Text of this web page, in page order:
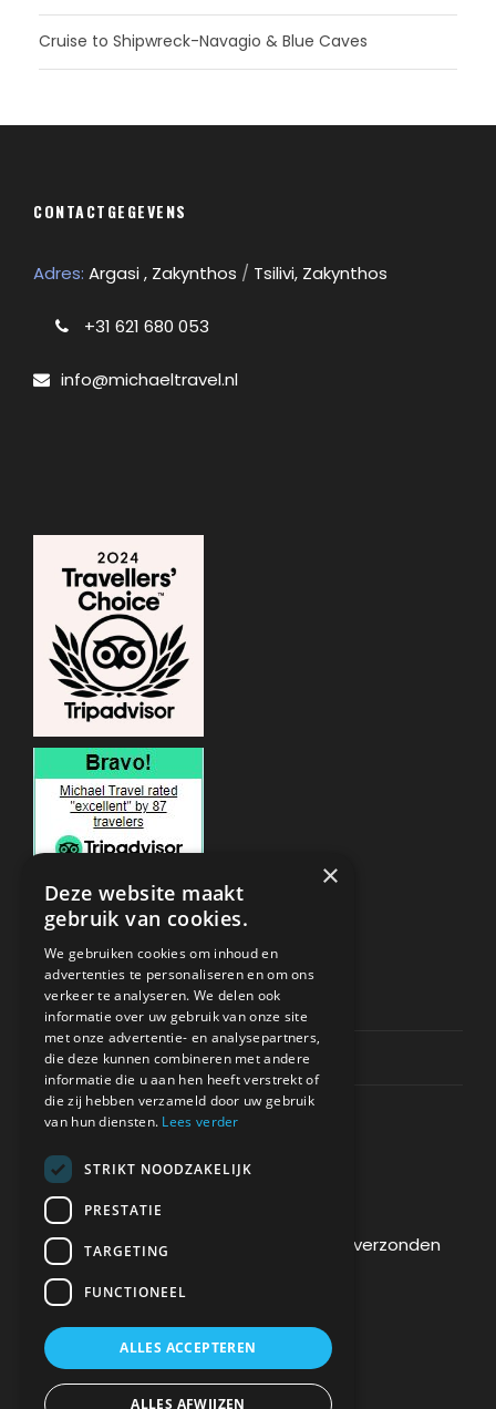
Cruise to Shipwreck-Navagio & Blue Caves
CONTACTGEGEVENS
Adres: Argasi , Zakynthos / Tsilivi, Zakynthos
+31 621 680 053
info@michaeltravel.nl
ONDERSTEUNING
Privacy & Policy
Contact Channels
BETAAL VEILIG BIJ ONS
De betaling wordt versleuteld en veilig verzonden
via een SSL-protocol.
×
Deze website maakt
gebruik van cookies.
We gebruiken cookies om inhoud en
advertenties te personaliseren en om ons
verkeer te analyseren. We delen ook
informatie over uw gebruik van onze site
met onze advertentie- en analysepartners,
die deze kunnen combineren met andere
informatie die u aan hen heeft verstrekt of
die zij hebben verzameld door uw gebruik
van hun diensten. Lees verder
STRIKT NOODZAKELIJK
PRESTATIE
TARGETING
FUNCTIONEEL
ALLES ACCEPTEREN
ALLES AFWIJZEN